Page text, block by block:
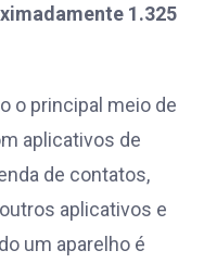
1.325
o principal meio de
aplicativos de
de contatos,
aplicativos e
um aparelho é